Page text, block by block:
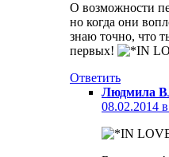
О возможности
но когда они
знаю точно, что
первых!
Ответить
Людмила
08.02.2014